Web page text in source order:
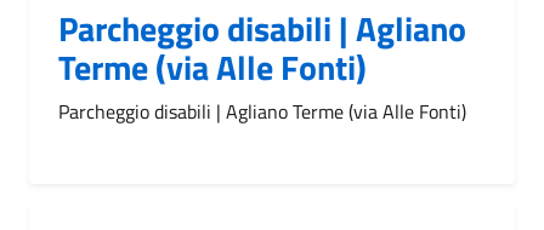
Parcheggio disabili | Agliano
Terme (via Alle Fonti)
Parcheggio disabili | Agliano Terme (via Alle Fonti)